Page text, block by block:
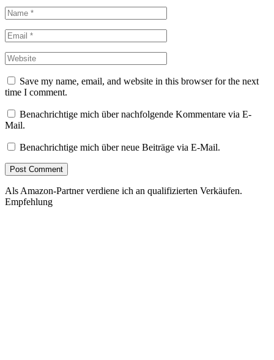
Save my name, email, and website in this browser for the next
time I comment.
Benachrichtige mich über nachfolgende Kommentare via E-
Mail.
Benachrichtige mich über neue Beiträge via E-Mail.
Als Amazon-Partner verdiene ich an qualifizierten Verkäufen.
Empfehlung